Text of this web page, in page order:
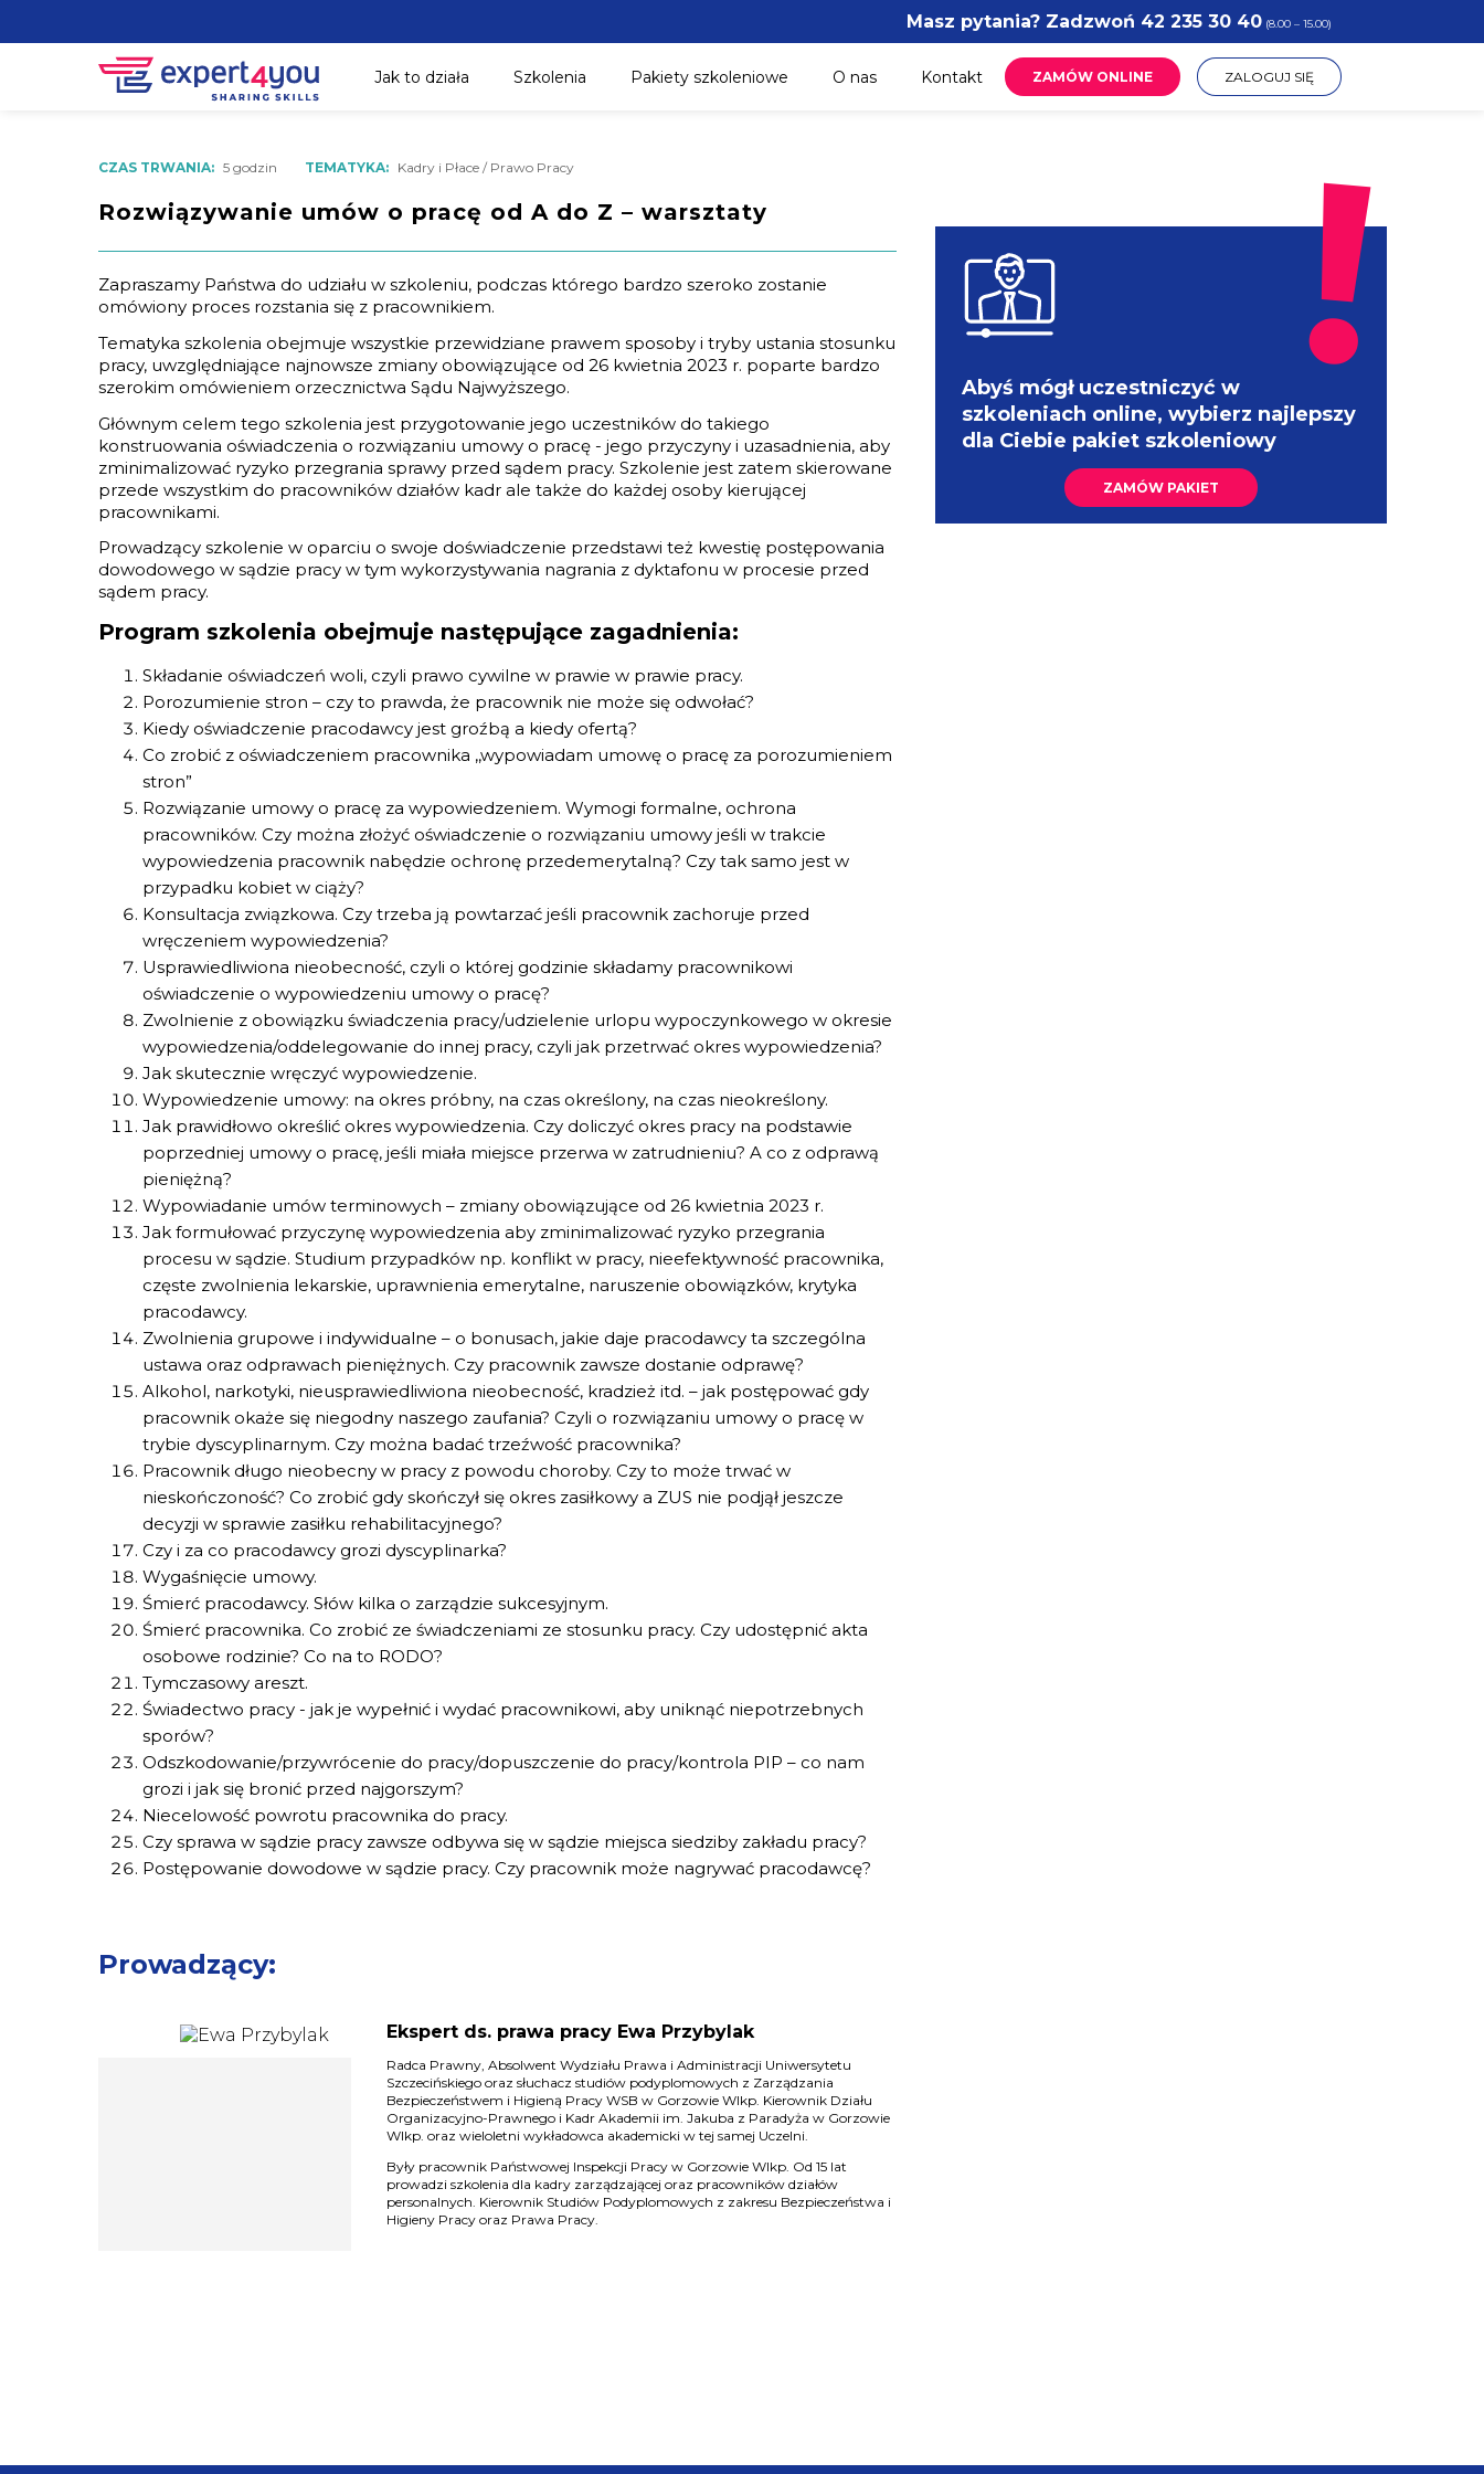
Masz pytania? Zadzwoń 42 235 30 40(8.00 – 15.00)
Jak to działa Szkolenia Pakiety szkoleniowe O nas Kontakt ZAMÓW ONLINE ZALOGUJ SIĘ
CZAS TRWANIA: 5 godzin TEMATYKA: Kadry i Płace / Prawo Pracy
Rozwiązywanie umów o pracę od A do Z – warsztaty
Zapraszamy Państwa do udziału w szkoleniu, podczas którego bardzo szeroko zostanie
omówiony proces rozstania się z pracownikiem.
Tematyka szkolenia obejmuje wszystkie przewidziane prawem sposoby i tryby ustania stosunku
pracy, uwzględniające najnowsze zmiany obowiązujące od 26 kwietnia 2023 r. poparte bardzo
szerokim omówieniem orzecznictwa Sądu Najwyższego.
Głównym celem tego szkolenia jest przygotowanie jego uczestników do takiego
konstruowania oświadczenia o rozwiązaniu umowy o pracę - jego przyczyny i uzasadnienia, aby
zminimalizować ryzyko przegrania sprawy przed sądem pracy. Szkolenie jest zatem skierowane
przede wszystkim do pracowników działów kadr ale także do każdej osoby kierującej
pracownikami.
Prowadzący szkolenie w oparciu o swoje doświadczenie przedstawi też kwestię postępowania
dowodowego w sądzie pracy w tym wykorzystywania nagrania z dyktafonu w procesie przed
sądem pracy.
Program szkolenia obejmuje następujące zagadnienia:
Składanie oświadczeń woli, czyli prawo cywilne w prawie w prawie pracy.
Porozumienie stron – czy to prawda, że pracownik nie może się odwołać?
Kiedy oświadczenie pracodawcy jest groźbą a kiedy ofertą?
Co zrobić z oświadczeniem pracownika ,,wypowiadam umowę o pracę za porozumieniem
stron”
Rozwiązanie umowy o pracę za wypowiedzeniem. Wymogi formalne, ochrona
pracowników. Czy można złożyć oświadczenie o rozwiązaniu umowy jeśli w trakcie
wypowiedzenia pracownik nabędzie ochronę przedemerytalną? Czy tak samo jest w
przypadku kobiet w ciąży?
Konsultacja związkowa. Czy trzeba ją powtarzać jeśli pracownik zachoruje przed
wręczeniem wypowiedzenia?
Usprawiedliwiona nieobecność, czyli o której godzinie składamy pracownikowi
oświadczenie o wypowiedzeniu umowy o pracę?
Zwolnienie z obowiązku świadczenia pracy/udzielenie urlopu wypoczynkowego w okresie
wypowiedzenia/oddelegowanie do innej pracy, czyli jak przetrwać okres wypowiedzenia?
Jak skutecznie wręczyć wypowiedzenie.
Wypowiedzenie umowy: na okres próbny, na czas określony, na czas nieokreślony.
Jak prawidłowo określić okres wypowiedzenia. Czy doliczyć okres pracy na podstawie
poprzedniej umowy o pracę, jeśli miała miejsce przerwa w zatrudnieniu? A co z odprawą
pieniężną?
Wypowiadanie umów terminowych – zmiany obowiązujące od 26 kwietnia 2023 r.
Jak formułować przyczynę wypowiedzenia aby zminimalizować ryzyko przegrania
procesu w sądzie. Studium przypadków np. konflikt w pracy, nieefektywność pracownika,
częste zwolnienia lekarskie, uprawnienia emerytalne, naruszenie obowiązków, krytyka
pracodawcy.
Zwolnienia grupowe i indywidualne – o bonusach, jakie daje pracodawcy ta szczególna
ustawa oraz odprawach pieniężnych. Czy pracownik zawsze dostanie odprawę?
Alkohol, narkotyki, nieusprawiedliwiona nieobecność, kradzież itd. – jak postępować gdy
pracownik okaże się niegodny naszego zaufania? Czyli o rozwiązaniu umowy o pracę w
trybie dyscyplinarnym. Czy można badać trzeźwość pracownika?
Pracownik długo nieobecny w pracy z powodu choroby. Czy to może trwać w
nieskończoność? Co zrobić gdy skończył się okres zasiłkowy a ZUS nie podjął jeszcze
decyzji w sprawie zasiłku rehabilitacyjnego?
Czy i za co pracodawcy grozi dyscyplinarka?
Wygaśnięcie umowy.
Śmierć pracodawcy. Słów kilka o zarządzie sukcesyjnym.
Śmierć pracownika. Co zrobić ze świadczeniami ze stosunku pracy. Czy udostępnić akta
osobowe rodzinie? Co na to RODO?
Tymczasowy areszt.
Świadectwo pracy - jak je wypełnić i wydać pracownikowi, aby uniknąć niepotrzebnych
sporów?
Odszkodowanie/przywrócenie do pracy/dopuszczenie do pracy/kontrola PIP – co nam
grozi i jak się bronić przed najgorszym?
Niecelowość powrotu pracownika do pracy.
Czy sprawa w sądzie pracy zawsze odbywa się w sądzie miejsca siedziby zakładu pracy?
Postępowanie dowodowe w sądzie pracy. Czy pracownik może nagrywać pracodawcę?
Prowadzący:
Ekspert ds. prawa pracy Ewa Przybylak
Radca Prawny, Absolwent Wydziału Prawa i Administracji Uniwersytetu
Szczecińskiego oraz słuchacz studiów podyplomowych z Zarządzania
Bezpieczeństwem i Higieną Pracy WSB w Gorzowie Wlkp. Kierownik Działu
Organizacyjno-Prawnego i Kadr Akademii im. Jakuba z Paradyża w Gorzowie
Wlkp. oraz wieloletni wykładowca akademicki w tej samej Uczelni.
Były pracownik Państwowej Inspekcji Pracy w Gorzowie Wlkp. Od 15 lat
prowadzi szkolenia dla kadry zarządzającej oraz pracowników działów
personalnych. Kierownik Studiów Podyplomowych z zakresu Bezpieczeństwa i
Higieny Pracy oraz Prawa Pracy.
Abyś mógł uczestniczyć w
szkoleniach online, wybierz najlepszy
dla Ciebie pakiet szkoleniowy
ZAMÓW PAKIET